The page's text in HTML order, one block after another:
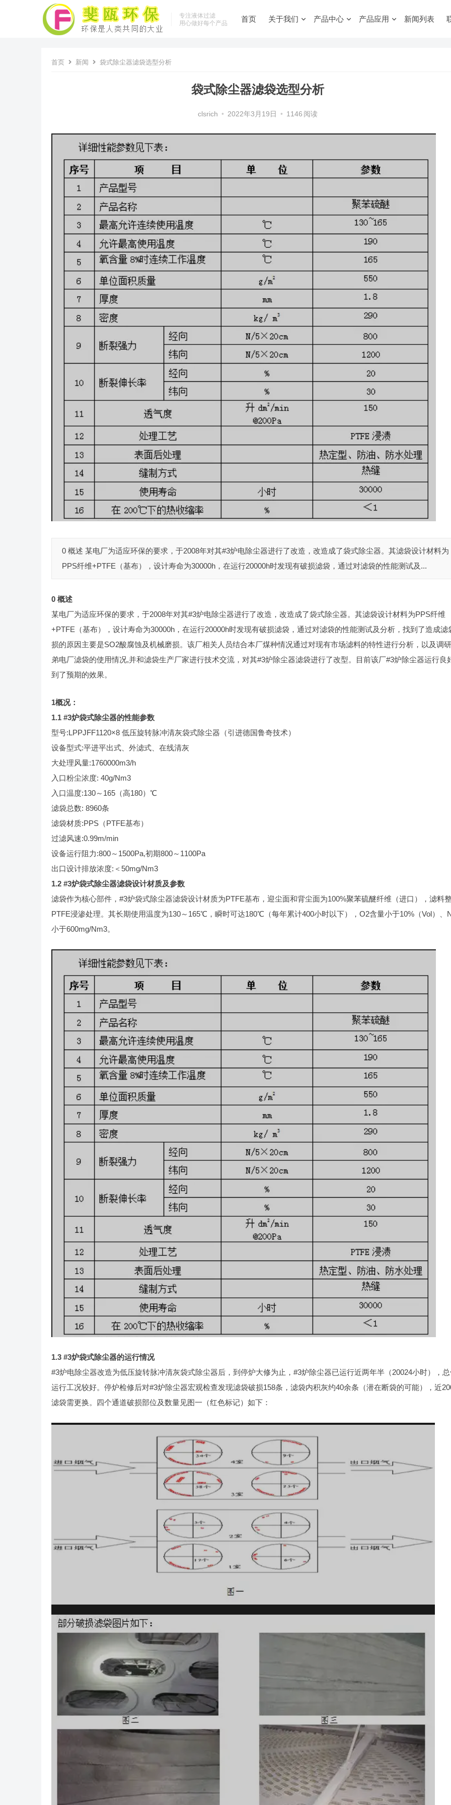
专注液体过滤
用心做好每个产品
首页 关于我们 产品中心 产品应用 新闻列表
首页 新闻 袋式除尘器滤袋选型分析
袋式除尘器滤袋选型分析
clsrich • 2022年3月19日 • 1146 阅读
0 概述 某电厂为适应环保的要求，于2008年对其#3炉电除尘器进行了改造，改造成了袋式除尘器。其滤袋设计材料为
PPS纤维+PTFE（基布），设计寿命为30000h，在运行20000h时发现有破损滤袋，通过对滤袋的性能测试及...
0 概述
某电厂为适应环保的要求，于2008年对其#3炉电除尘器进行了改造，改造成了袋式除尘器。其滤袋设计材料为PPS纤维
+PTFE（基布），设计寿命为30000h，在运行20000h时发现有破损滤袋，通过对滤袋的性能测试及分析，找到了造成滤
损的原因主要是SO2酸腐蚀及机械磨损。该厂相关人员结合本厂煤种情况通过对现有市场滤料的特性进行分析，以及调
弟电厂滤袋的使用情况,并和滤袋生产厂家进行技术交流，对其#3炉除尘器滤袋进行了改型。目前该厂#3炉除尘器运行良
到了预期的效果。
1概况：
1.1 #3炉袋式除尘器的性能参数
型号:LPPJFF1120×8 低压旋转脉冲清灰袋式除尘器（引进德国鲁奇技术）
设备型式:平进平出式、外滤式、在线清灰
大处理风量:1760000m3/h
入口粉尘浓度: 40g/Nm3
入口温度:130～165（高180）℃
滤袋总数: 8960条
滤袋材质:PPS（PTFE基布）
过滤风速:0.99m/min
设备运行阻力:800～1500Pa,初期800～1100Pa
出口设计排放浓度:＜50mg/Nm3
1.2 #3炉袋式除尘器滤袋设计材质及参数
滤袋作为核心部件，#3炉袋式除尘器滤袋设计材质为PTFE基布，迎尘面和背尘面为100%聚苯硫醚纤维（进口），滤料
PTFE浸渗处理。其长期使用温度为130～165℃，瞬时可达180℃（每年累计400小时以下），O2含量小于10%（Vol）、
小于600mg/Nm3。
1.3 #3炉袋式除尘器的运行情况
#3炉电除尘器改造为低压旋转脉冲清灰袋式除尘器后，到停炉大修为止，#3炉除尘器已运行近两年半（20024小时），
运行工况较好。停炉检修后对#3炉除尘器宏观检查发现滤袋破损158条，滤袋内积灰约40余条（潜在断袋的可能），近
滤袋需更换。四个通道破损部位及数量见图一（红色标记）如下：